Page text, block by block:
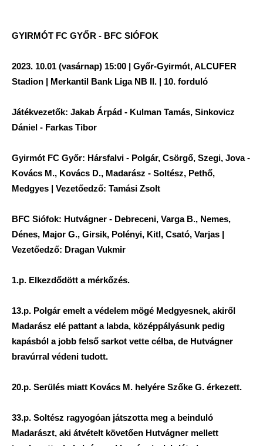
GYIRMÓT FC GYŐR - BFC SIÓFOK
2023. 10.01 (vasárnap) 15:00 | Győr-Gyirmót, ALCUFER
Stadion | Merkantil Bank Liga NB II. | 10. forduló
Játékvezetők: Jakab Árpád - Kulman Tamás, Sinkovicz
Dániel - Farkas Tibor
Gyirmót FC Győr: Hársfalvi - Polgár, Csörgő, Szegi, Jova -
Kovács M., Kovács D., Madarász - Soltész, Pethő,
Medgyes | Vezetőedző: Tamási Zsolt
BFC Siófok: Hutvágner - Debreceni, Varga B., Nemes,
Dénes, Major G., Girsik, Polényi, Kitl, Csató, Varjas |
Vezetőedző: Dragan Vukmir
1.p. Elkezdődött a mérkőzés.
13.p. Polgár emelt a védelem mögé Medgyesnek, akiről
Madarász elé pattant a labda, középpályásunk pedig
kapásból a jobb felső sarkot vette célba, de Hutvágner
bravúrral védeni tudott.
20.p. Serülés miatt Kovács M. helyére Szőke G. érkezett.
33.p. Soltész ragyogóan játszotta meg a beinduló
Madarászt, aki átvételt követően Hutvágner mellett